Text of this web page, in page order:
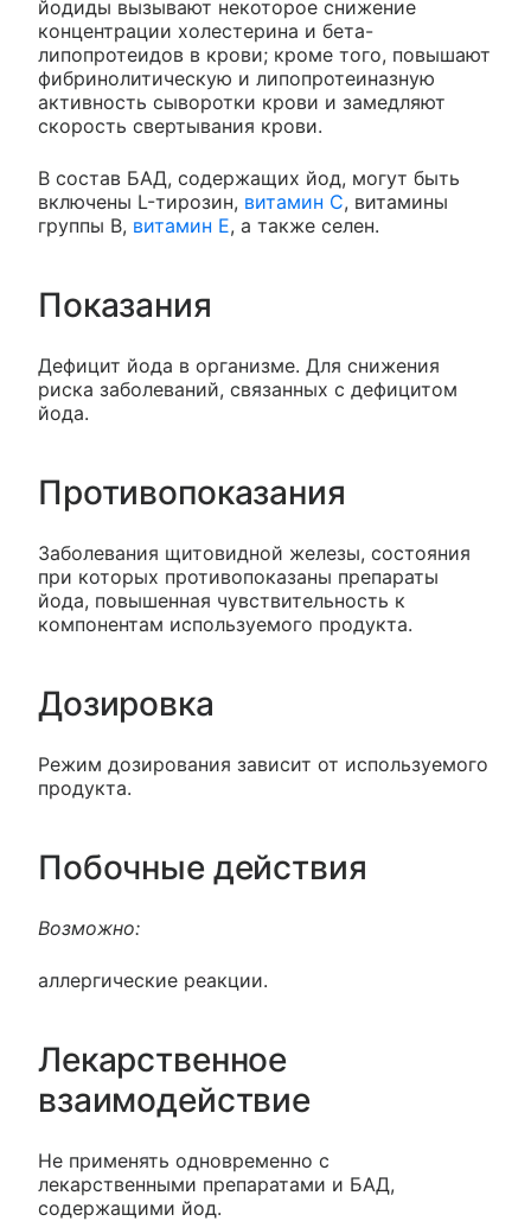
йодиды вызывают некоторое снижение
концентрации холестерина и бета-
липопротеидов в крови; кроме того, повышают
фибринолитическую и липопротеиназную
активность сыворотки крови и замедляют
скорость свертывания крови.
В состав БАД, содержащих йод, могут быть
включены L-тирозин, витамин C, витамины
группы B, витамин Е, а также селен.
Показания
Дефицит йода в организме. Для снижения
риска заболеваний, связанных с дефицитом
йода.
Противопоказания
Заболевания щитовидной железы, состояния
при которых противопоказаны препараты
йода, повышенная чувствительность к
компонентам используемого продукта.
Дозировка
Режим дозирования зависит от используемого
продукта.
Побочные действия
Возможно:
аллергические реакции.
Лекарственное
взаимодействие
Не применять одновременно с
лекарственными препаратами и БАД,
содержащими йод.